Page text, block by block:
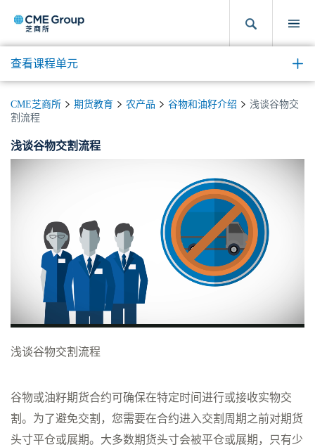
查看课程单元
CME芝商所 期货教育 农产品 谷物和油籽介绍
浅谈谷物交
割流程
浅谈谷物交割流程
浅谈谷物交割流程
谷物或油籽期货合约可确保在特定时间进行或接收实物交
割。为了避免交割，您需要在合约进入交割周期之前对期货
头寸平仓或展期。大多数期货头寸会被平仓或展期，只有少